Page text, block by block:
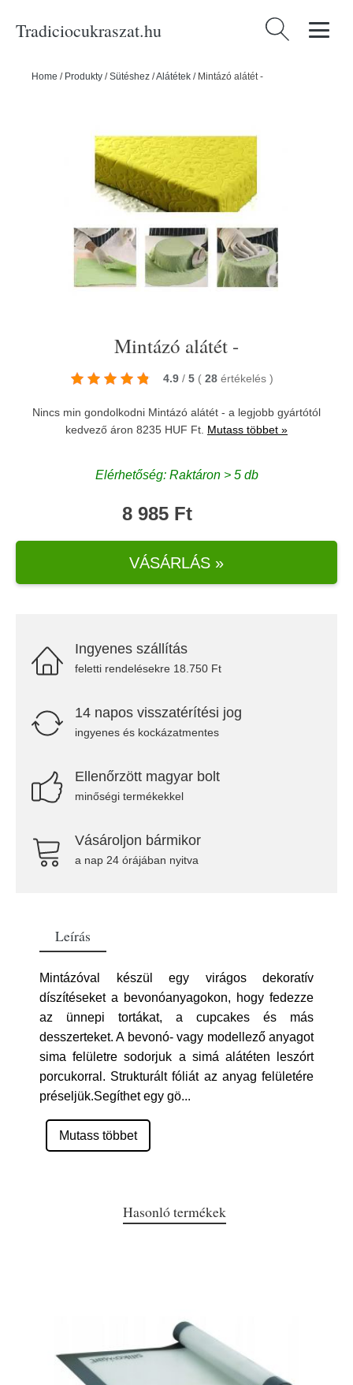
Tradiciocukraszat.hu Keresés:
Home / Produkty /Sütéshez /Alátétek / Mintázó alátét -
Mintázó alátét -
4.9 / 5 ( 28 értékelés )
Nincs min gondolkodni Mintázó alátét - a legjobb gyártótól
kedvező áron 8235 HUF Ft. Mutass többet »
Elérhetőség: Raktáron > 5 db
8 985 Ft
VÁSÁRLÁS »
Ingyenes szállítás
feletti rendelésekre 18.750 Ft
14 napos visszatérítési jog
ingyenes és kockázatmentes
Ellenőrzött magyar bolt
minőségi termékekkel
Vásároljon bármikor
a nap 24 órájában nyitva
Leírás
Mintázóval készül egy virágos dekoratív
díszítéseket a bevonóanyagokon, hogy fedezze
az ünnepi tortákat, a cupcakes és más
desszerteket. A bevonó- vagy modellező anyagot
sima felületre sodorjuk a simá alátéten leszórt
porcukorral. Strukturált fóliát az anyag felületére
préseljük.Segíthet egy gö...
Mutass többet
Hasonló termékek